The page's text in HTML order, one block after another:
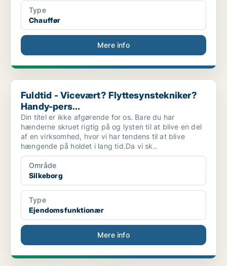
Type
Chauffør
Mere info
Fuldtid - Vicevært? Flyttesynstekniker? Handy-pers...
Fuldtid - Vicevært? Flyttesynstekniker?
Handy-pers...
Din titel er ikke afgørende for os. Bare du har
hænderne skruet rigtig på og lysten til at blive en del
af en virksomhed, hvor vi har tendens til at blive
hængende på holdet i lang tid.Da vi sk..
Område
Silkeborg
Type
Ejendomsfunktionær
Mere info